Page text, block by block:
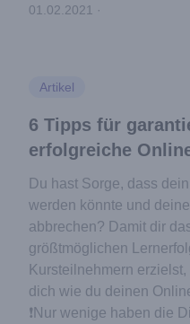
01.02.2021 ·
Artikel
6 Tipps für
erfolgreiche
Du hast Sorge, dass
werden könnte und
abbrechen? Damit dir
größtmöglichen
Kursteilnehmern
dich wie du deinen
❗️Nur wenige haben die